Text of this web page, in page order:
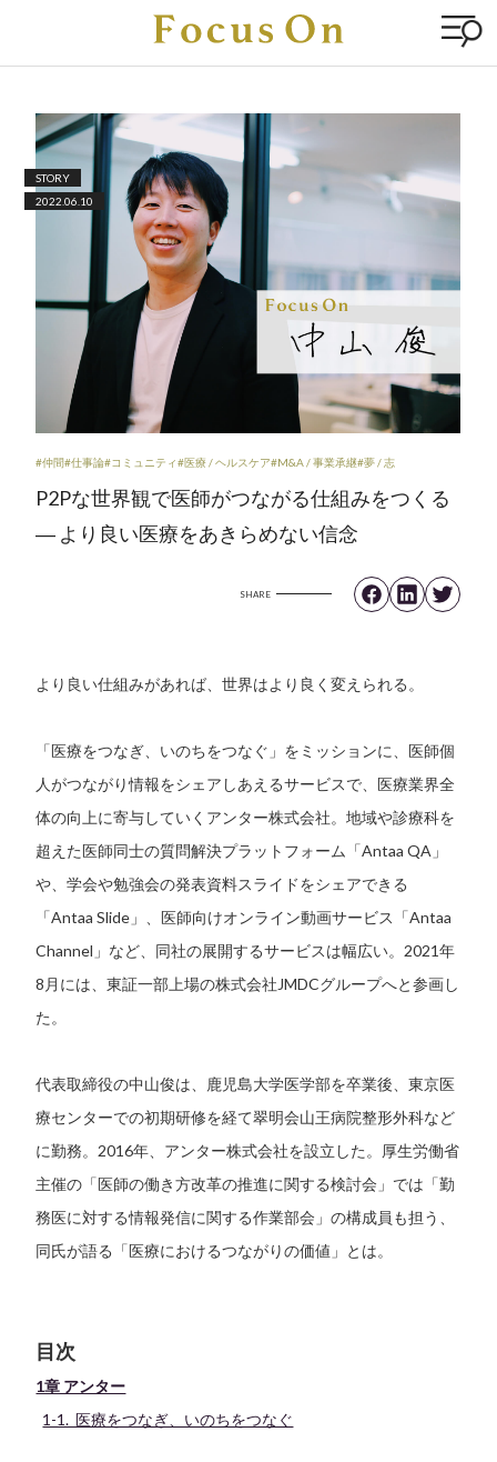
STORY
2022.06.10
#仲間#仕事論#コミュニティ#医療 / ヘルスケア#M&A / 事業承継#夢 / 志
P2Pな世界観で医師がつながる仕組みをつくる
― より良い医療をあきらめない信念
SHARE
より良い仕組みがあれば、世界はより良く変えられる。
「医療をつなぎ、いのちをつなぐ」をミッションに、医師個
人がつながり情報をシェアしあえるサービスで、医療業界全
体の向上に寄与していくアンター株式会社。地域や診療科を
超えた医師同士の質問解決プラットフォーム「Antaa QA」
や、学会や勉強会の発表資料スライドをシェアできる
「Antaa Slide」、医師向けオンライン動画サービス「Antaa
Channel」など、同社の展開するサービスは幅広い。2021年
8月には、東証一部上場の株式会社JMDCグループへと参画し
た。
代表取締役の中山俊は、鹿児島大学医学部を卒業後、東京医
療センターでの初期研修を経て翠明会山王病院整形外科など
に勤務。2016年、アンター株式会社を設立した。厚生労働省
主催の「医師の働き方改革の推進に関する検討会」では「勤
務医に対する情報発信に関する作業部会」の構成員も担う、
同氏が語る「医療におけるつながりの価値」とは。
目次
1章 アンター
1-1. 医療をつなぎ、いのちをつなぐ